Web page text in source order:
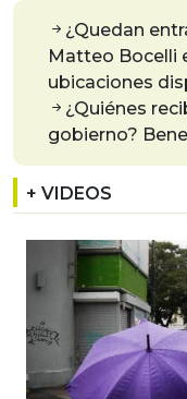
¿Quedan
Matteo Bocelli
ubicaciones
¿Quiénes
gobierno?
+ VIDEOS